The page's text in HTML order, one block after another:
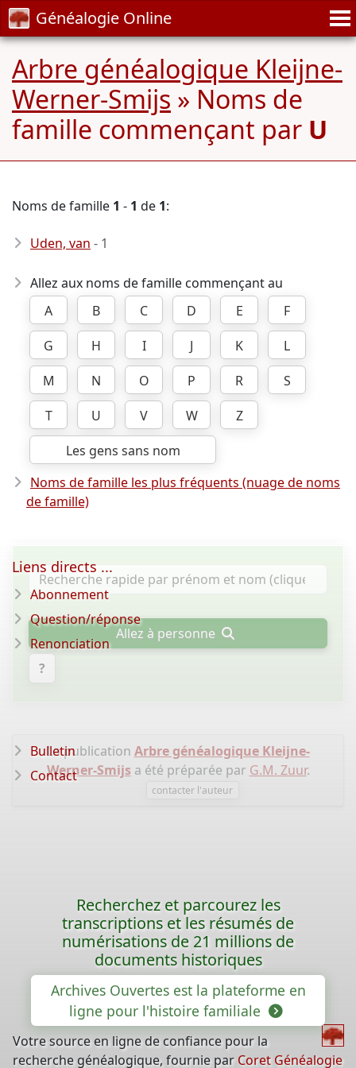
Généalogie Online
Arbre généalogique Kleijne-
Werner-Smijs » Noms de
famille commençant par U
Noms de famille 1 - 1 de 1:
Uden, van - 1
Allez aux noms de famille commençant au
A
B C D E
F
G
H I J K
L
M
N O P R
S
T
U V W
Z
Les gens sans nom
Noms de famille les plus fréquents (nuage de noms
de famille)
Allez à personne
?
La publication Arbre généalogique Kleijne-
Werner-Smijs a été préparée par G.M. Zuur.
contacter l'auteur
Liens directs ...
Abonnement
Question/réponse
Renonciation
Bulletin
Contact
Recherchez et parcourez les
transcriptions et les résumés de
numérisations de 21 millions de
documents historiques
Archives Ouvertes est la plateforme en
ligne pour l'histoire familiale
Votre source en ligne de confiance pour la
recherche généalogique, fournie par Coret Généalogie